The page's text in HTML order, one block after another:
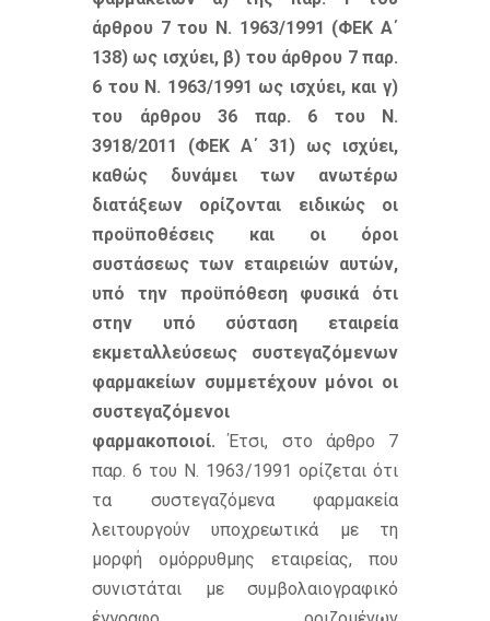
άρθρου 7 του Ν. 1963/1991 (ΦΕΚ Α΄
138) ως ισχύει, β) του άρθρου 7 παρ.
6 του Ν. 1963/1991 ως ισχύει, και γ)
του άρθρου 36 παρ. 6 του Ν.
3918/2011 (ΦΕΚ Α΄ 31) ως ισχύει,
καθώς δυνάμει των ανωτέρω
διατάξεων ορίζονται ειδικώς οι
προϋποθέσεις και οι όροι
συστάσεως των εταιρειών αυτών,
υπό την προϋπόθεση φυσικά ότι
στην υπό σύσταση εταιρεία
εκμεταλλεύσεως συστεγαζόμενων
φαρμακείων συμμετέχουν μόνοι οι
συστεγαζόμενοι
φαρμακοποιοί.Έτσι, στο άρθρο 7
παρ. 6 του Ν. 1963/1991 ορίζεται ότι
τα συστεγαζόμενα φαρμακεία
λειτουργούν υποχρεωτικά με τη
μορφή ομόρρυθμης εταιρείας, που
συνιστάται με συμβολαιογραφικό